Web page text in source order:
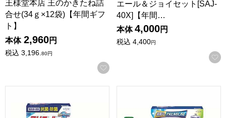
王様堂本店 王のかきたね詰
合せ(34ｇ×12袋)【年間ギフ
ト】
本体 2,960円
税込 3,196.80円
お気に入りに登録する
エール＆ジョイセット[SAJ-
40X]【年間…
本体 4,000円
税込 4,400円